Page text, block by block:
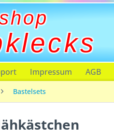
Impressum AGB
Bastelsets